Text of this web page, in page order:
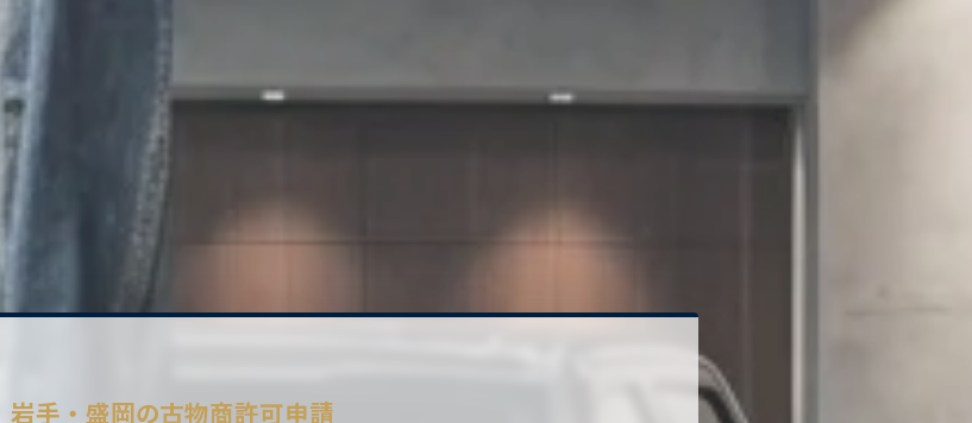
岩手・盛岡の古物商許可申請